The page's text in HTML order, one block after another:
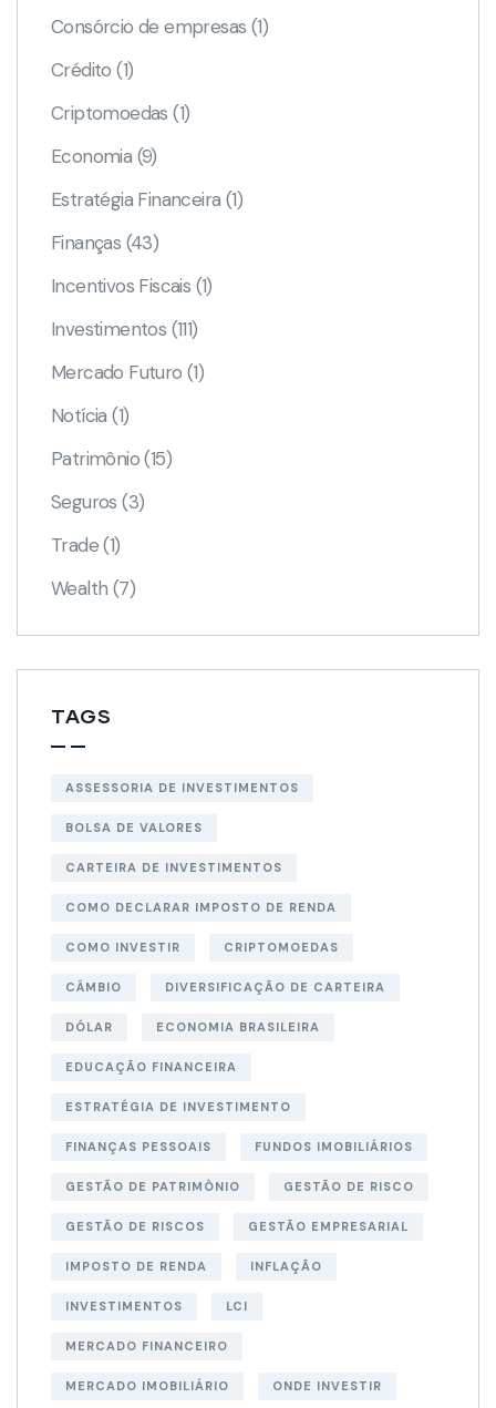
Consórcio de empresas (1)
Crédito (1)
Criptomoedas (1)
Economia (9)
Estratégia Financeira (1)
Finanças (43)
Incentivos Fiscais (1)
Investimentos (111)
Mercado Futuro (1)
Notícia (1)
Patrimônio (15)
Seguros (3)
Trade (1)
Wealth (7)
TAGS
ASSESSORIA DE INVESTIMENTOS
BOLSA DE VALORES
CARTEIRA DE INVESTIMENTOS
COMO DECLARAR IMPOSTO DE RENDA
COMO INVESTIR CRIPTOMOEDAS
CÂMBIO DIVERSIFICAÇÃO DE CARTEIRA
DÓLAR ECONOMIA BRASILEIRA
EDUCAÇÃO FINANCEIRA
ESTRATÉGIA DE INVESTIMENTO
FINANÇAS PESSOAIS FUNDOS IMOBILIÁRIOS
GESTÃO DE PATRIMÔNIO GESTÃO DE RISCO
GESTÃO DE RISCOS GESTÃO EMPRESARIAL
IMPOSTO DE RENDA INFLAÇÃO
INVESTIMENTOS LCI
MERCADO FINANCEIRO
MERCADO IMOBILIÁRIO ONDE INVESTIR